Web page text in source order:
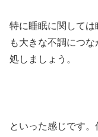
特に睡眠に関して
も大きな不調につ
処しましょう。
といった感じです